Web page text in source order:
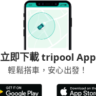
立即下載 tripool App
輕鬆搭車，安心出發！